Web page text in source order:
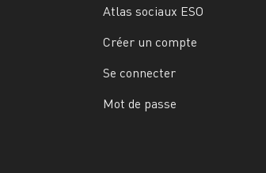
Atlas sociaux ESO
Créer un compte
Se connecter
Mot de passe